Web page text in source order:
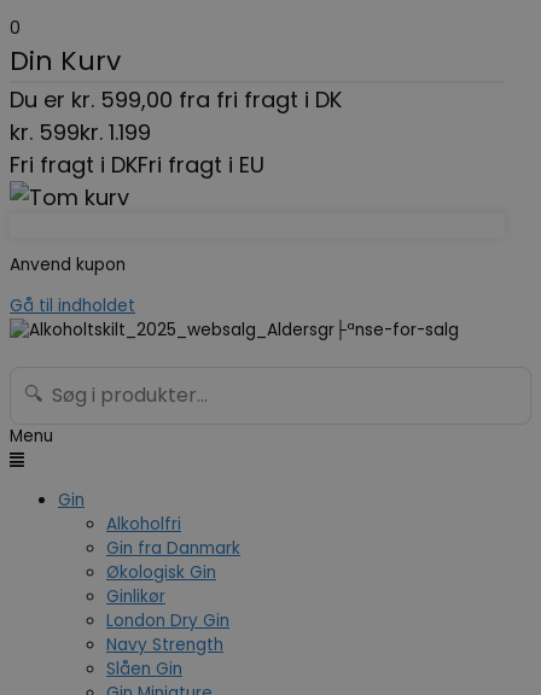
0
Din Kurv
Du er kr. 599,00 fra fri fragt i DK
kr. 599kr. 1.199
Fri fragt i DKFri fragt i EU
Anvend kupon
Gå til indholdet
🔍
Menu
Gin
Alkoholfri
Gin fra Danmark
Økologisk Gin
Ginlikør
London Dry Gin
Navy Strength
Slåen Gin